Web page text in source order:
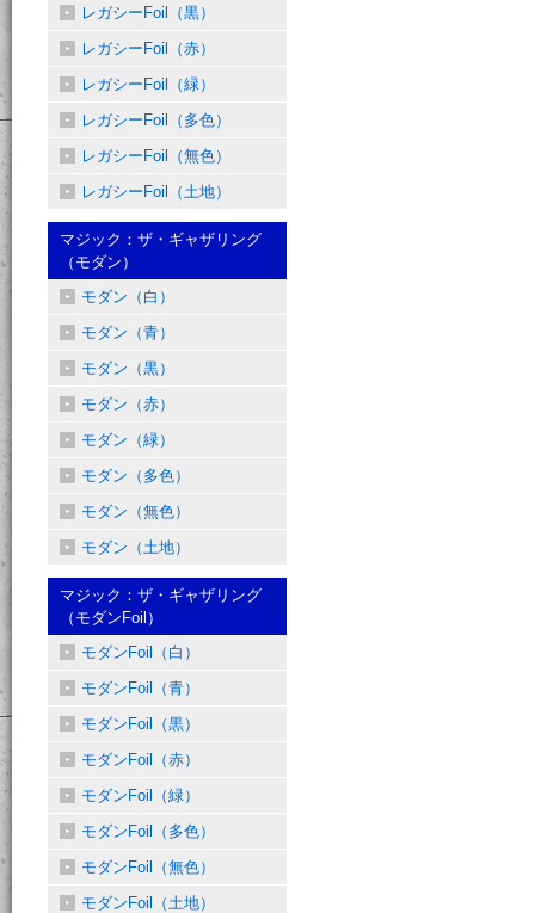
レガシーFoil（黒）
レガシーFoil（赤）
レガシーFoil（緑）
レガシーFoil（多色）
レガシーFoil（無色）
レガシーFoil（土地）
マジック：ザ・ギャザリング
（モダン）
モダン（白）
モダン（青）
モダン（黒）
モダン（赤）
モダン（緑）
モダン（多色）
モダン（無色）
モダン（土地）
マジック：ザ・ギャザリング
（モダンFoil）
モダンFoil（白）
モダンFoil（青）
モダンFoil（黒）
モダンFoil（赤）
モダンFoil（緑）
モダンFoil（多色）
モダンFoil（無色）
モダンFoil（土地）